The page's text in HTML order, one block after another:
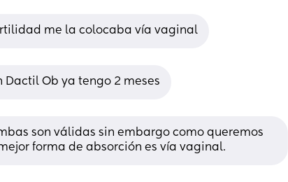
me la colocaba vía vaginal
Dactil Ob ya tengo 2 meses
son válidas sin embargo como queremos
forma de absorción es vía vaginal.